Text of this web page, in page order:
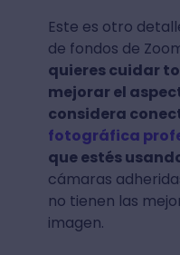
Este es otro
de fondos de
quieres cuidar
mejorar el
considera
fotográfica
que estés
cámaras
no tienen las
imagen.